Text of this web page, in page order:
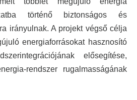
történő biztonságos és
irányulnak. A projekt végső célja
energiaforrásokat hasznosító
elősegítése,
rendszer rugalmasságának